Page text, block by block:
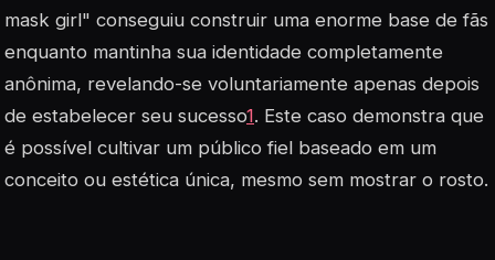
mask girl" conseguiu construir uma enorme base de fãs
enquanto mantinha sua identidade completamente
anônima, revelando-se voluntariamente apenas depois
de estabelecer seu sucesso1. Este caso demonstra que
é possível cultivar um público fiel baseado em um
conceito ou estética única, mesmo sem mostrar o rosto.